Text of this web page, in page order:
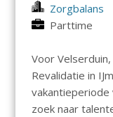
Zorgbalans
Parttime
Voor
Revalidatie in
zoek naar